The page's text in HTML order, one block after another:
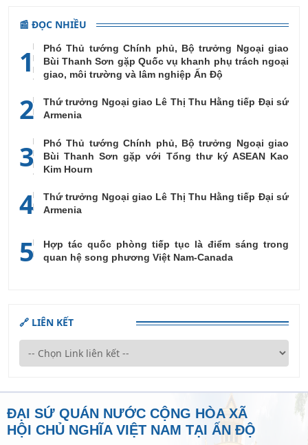
📰 ĐỌC NHIỀU
1
Phó Thủ tướng Chính phủ, Bộ trưởng Ngoại giao
Bùi Thanh Sơn gặp Quốc vụ khanh phụ trách ngoại
giao, môi trường và lâm nghiệp Ấn Độ
2
Thứ trưởng Ngoại giao Lê Thị Thu Hằng tiếp Đại sứ
Armenia
3
Phó Thủ tướng Chính phủ, Bộ trưởng Ngoại giao
Bùi Thanh Sơn gặp với Tổng thư ký ASEAN Kao
Kim Hourn
4
Thứ trưởng Ngoại giao Lê Thị Thu Hằng tiếp Đại sứ
Armenia
5
Hợp tác quốc phòng tiếp tục là điểm sáng trong
quan hệ song phương Việt Nam-Canada
🔗 LIÊN KẾT
ĐẠI SỨ QUÁN NƯỚC CỘNG HÒA XÃ
HỘI CHỦ NGHĨA VIỆT NAM TẠI ẤN ĐỘ